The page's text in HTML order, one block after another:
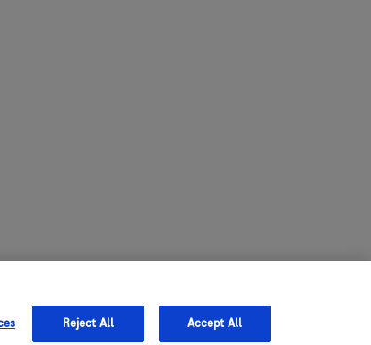
Reject All Accept All